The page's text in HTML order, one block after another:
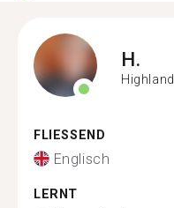
H.
Highland
FLIESSEND
Englisch
LERNT